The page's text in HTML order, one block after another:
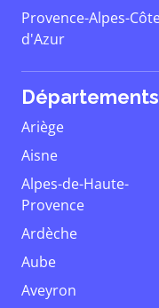
Provence-Alpes-Côte
d'Azur
Départements
Ariège
Aisne
Alpes-de-Haute-
Provence
Ardèche
Aube
Aveyron